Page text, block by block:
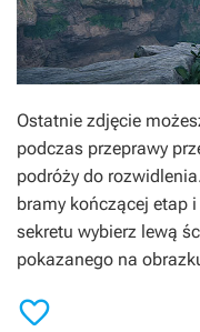
Ostatnie zdjęcie
podczas przeprawy
podróży do
bramy kończącej etap
sekretu wybierz lewą
pokazanego na
